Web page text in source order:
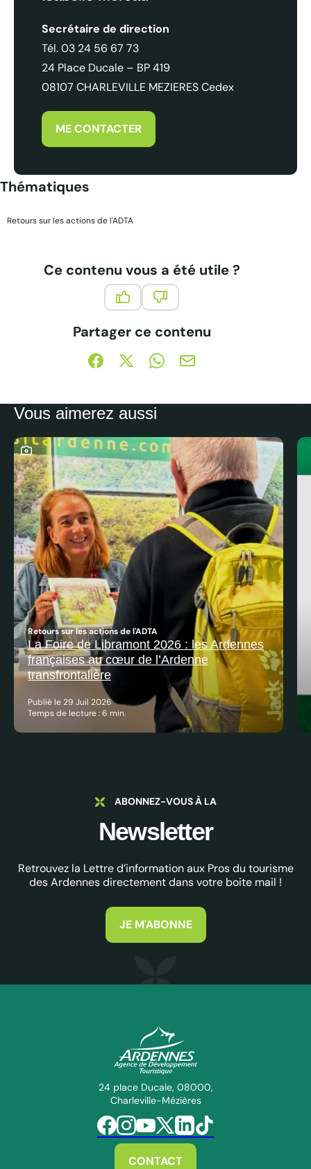
Secrétaire de direction
Tél. 03 24 56 67 73
24 Place Ducale – BP 419
08107 CHARLEVILLE MEZIERES Cedex
ME CONTACTER
Thématiques
Retours sur les actions de l'ADTA
Ce contenu vous a été utile ?
Partager ce contenu
Partager sur Facebook (nouvelle fenêtre)
Partager sur X / Twitter (nouvelle
Partager sur WhatsApp
Partager par mail
Vous aimerez aussi
La Foire de Libramont 2026 : les Ardennes
françaises au cœur de l’Ardenne
transfrontalière
Retours sur les actions de l'ADTA
Publié le 29 Juil 2026
Temps de lecture : 6 min.
Ce contenu contient une galerie photo
ABONNEZ-VOUS À LA
Newsletter
Retrouvez la Lettre d’information aux Pros du tourisme
des Ardennes directement dans votre boite mail !
JE M'ABONNE
ADT des Ardennes Pro
24 place Ducale, 08000,
Charleville-Mézières
Suivez-nous sur Facebook
Suivez-nous sur Instagram
Suivez-nous sur Youtube
Suivez-nous sur Twitter
Suivez-nous sur Linkedin
Suivez-nous sur Tiktok
CONTACT